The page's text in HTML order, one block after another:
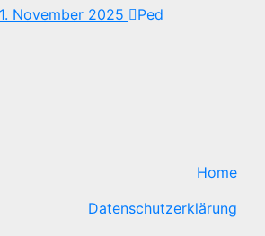
November 2025 Ped
Home
Datenschutzerklärung